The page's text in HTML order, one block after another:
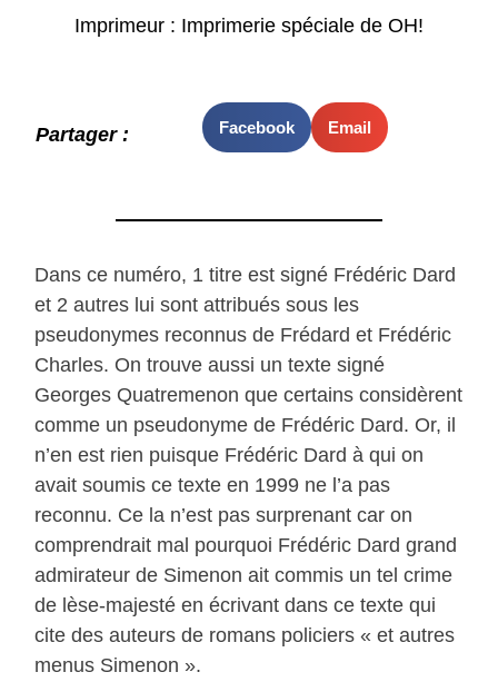
Imprimeur : Imprimerie spéciale de OH!
Partager : Facebook Email
Dans ce numéro, 1 titre est signé Frédéric Dard
et 2 autres lui sont attribués sous les
pseudonymes reconnus de Frédard et Frédéric
Charles. On trouve aussi un texte signé
Georges Quatremenon que certains considèrent
comme un pseudonyme de Frédéric Dard. Or, il
n’en est rien puisque Frédéric Dard à qui on
avait soumis ce texte en 1999 ne l’a pas
reconnu. Ce la n’est pas surprenant car on
comprendrait mal pourquoi Frédéric Dard grand
admirateur de Simenon ait commis un tel crime
de lèse-majesté en écrivant dans ce texte qui
cite des auteurs de romans policiers « et autres
menus Simenon ».